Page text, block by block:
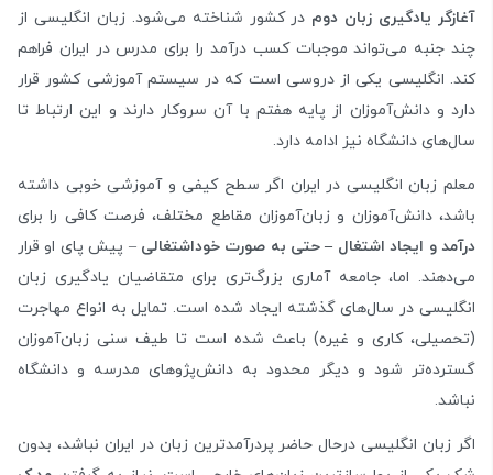
آغازگر یادگیری زبان دوم در کشور شناخته می‌شود. زبان انگلیسی از
چند جنبه می‌تواند موجبات کسب درآمد را برای مدرس در ایران فراهم
کند. انگلیسی یکی از دروسی است که در سیستم آموزشی کشور قرار
دارد و دانش‌آموزان از پایه هفتم با آن سروکار دارند و این ارتباط تا
سال‌های دانشگاه نیز ادامه دارد.
معلم زبان انگلیسی در ایران اگر سطح کیفی و آموزشی خوبی داشته
باشد، دانش‌‌آموزان و زبان‌آموزان مقاطع مختلف، فرصت کافی را برای
درآمد و ایجاد اشتغال –حتی به صورت خوداشتغالی – پیش پای او قرار
می‌دهند. اما، جامعه آماری بزرگ‌تری برای متقاضیان یادگیری زبان
انگلیسی در سال‌های گذشته ایجاد شده است. تمایل به انواع مهاجرت
(تحصیلی، کاری و غیره) باعث شده است تا طیف سنی زبان‌آموزان
گسترده‌تر شود و دیگر محدود به دانش‌پژوهای مدرسه و دانشگاه
نباشد.
اگر زبان انگلیسی درحال حاضر پردرآمدترین زبان در ایران نباشد، بدون